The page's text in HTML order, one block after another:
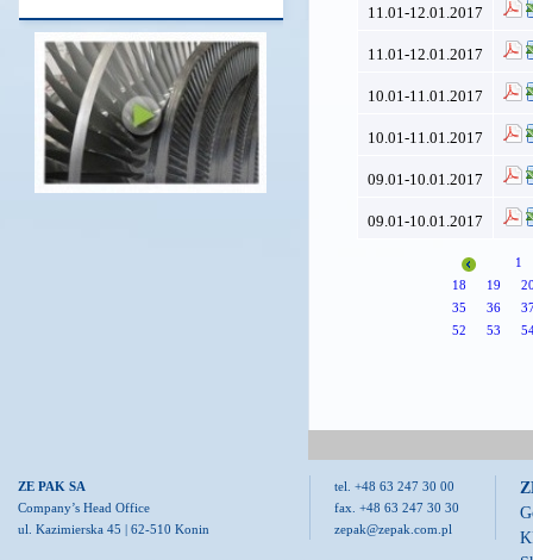
11.01-12.01.2017
11.01-12.01.2017
10.01-11.01.2017
10.01-11.01.2017
09.01-10.01.2017
09.01-10.01.2017
1
18
19
35
36
52
53
ZE PAK SA
Company’s Head Office
ul. Kazimierska 45 | 62-510 Konin
tel. +48 63 247 30 00
fax. +48 63 247 30 30
zepak@zepak.com.pl